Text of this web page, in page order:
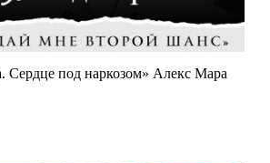
Сердце под наркозом» Алекс Мара